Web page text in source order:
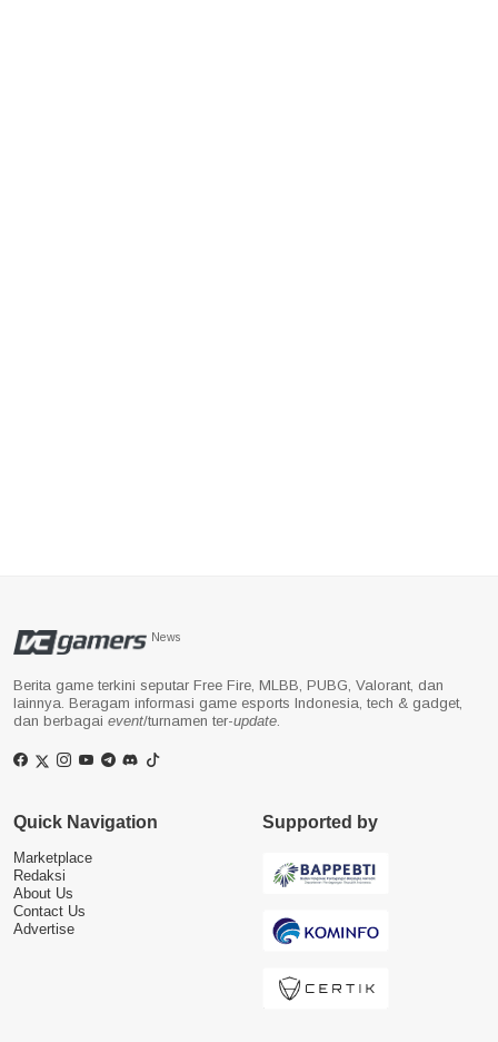
News
Berita game terkini seputar Free Fire, MLBB, PUBG, Valorant, dan
lainnya. Beragam informasi game esports Indonesia, tech & gadget,
dan berbagai event/turnamen ter-update
Quick Navigation
Marketplace
Redaksi
About Us
Contact Us
Advertise
Supported by